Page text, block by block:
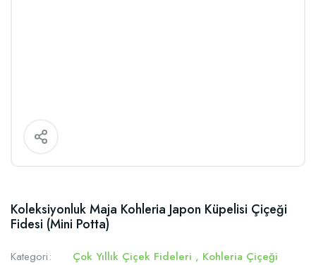
Koleksiyonluk Maja Kohleria Japon Küpelisi Çiçeği
Fidesi (Mini Potta)
Kategori Çok Yıllık Çiçek Fideleri , Kohleria Çiçeği